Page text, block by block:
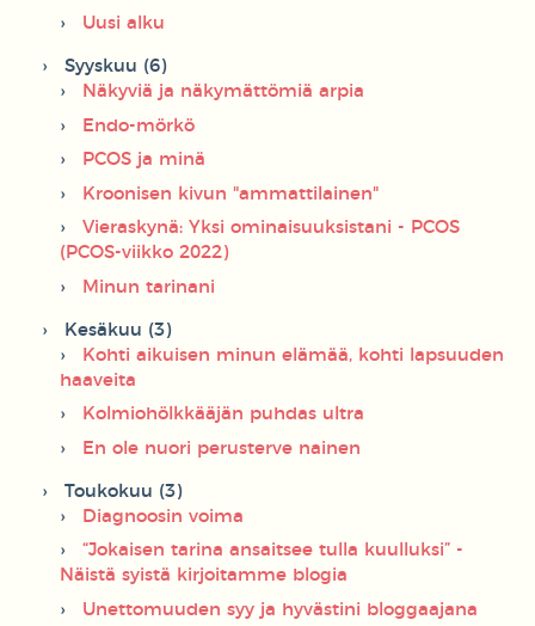
Uusi alku
Syyskuu (6)
Näkyviä ja näkymättömiä arpia
Endo-mörkö
PCOS ja minä
Kroonisen kivun "ammattilainen"
Vieraskynä: Yksi ominaisuuksistani - PCOS
(PCOS-viikko 2022)
Minun tarinani
Kesäkuu (3)
Kohti aikuisen minun elämää, kohti lapsuuden
haaveita
Kolmiohölkkääjän puhdas ultra
En ole nuori perusterve nainen
Toukokuu (3)
Diagnoosin voima
“Jokaisen tarina ansaitsee tulla kuulluksi” -
Näistä syistä kirjoitamme blogia
Unettomuuden syy ja hyvästini bloggaajana